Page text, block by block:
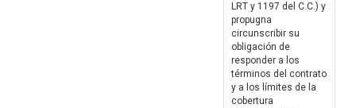
LRT y 1197 del C.C.) y
propugna
circunscribir su
obligación de
responder a los
términos del contrato
y a los límites de la
cobertura